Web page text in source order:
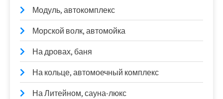
Модуль, автокомплекс
Морской волк, автомойка
На дровах, баня
На кольце, автомоечный комплекс
На Литейном, сауна-люкс